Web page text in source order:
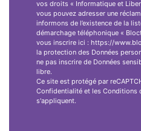
vos droits « Informatique et
vous pouvez adresser une
informons de l’existence de la
démarchage téléphonique «
vous inscrire ici : https://
la protection des Données
ne pas inscrire de Données
libre.
Ce site est protégé par
Confidentialité et les Conditions
s'appliquent.